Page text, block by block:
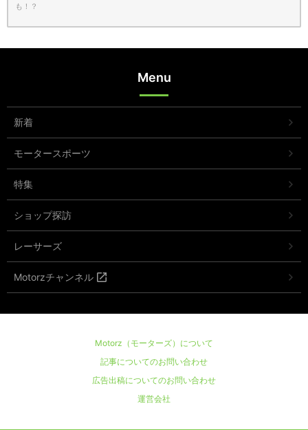
も！？
Menu
新着
モータースポーツ
特集
ショップ探訪
レーサーズ
Motorzチャンネル
Motorz（モーターズ）について
記事についてのお問い合わせ
広告出稿についてのお問い合わせ
運営会社